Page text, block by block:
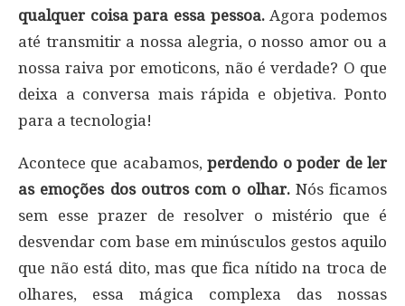
qualquer coisa para essa pessoa.Agora podemos
até transmitir a nossa alegria, o nosso amor ou a
nossa raiva por emoticons, não é verdade? O que
deixa a conversa mais rápida e objetiva. Ponto
para a tecnologia!
Acontece que acabamos,perdendo o poder de ler
as emoções dos outros com o olhar.Nós ficamos
sem esse prazer de resolver o mistério que é
desvendar com base em minúsculos gestos aquilo
que não está dito, mas que fica nítido na troca de
olhares, essa mágica complexa das nossas